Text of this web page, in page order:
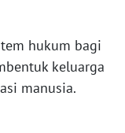
hukum bagi
keluarga
manusia.